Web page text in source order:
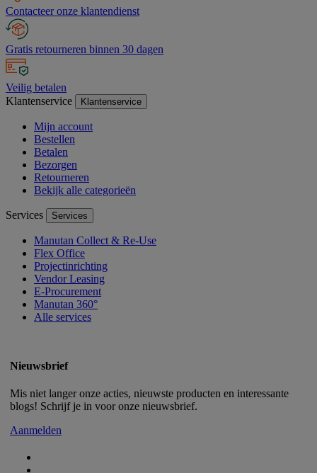
Contacteer onze klantendienst
Gratis retourneren binnen 30 dagen
Veilig betalen
Klantenservice
Klantenservice
Mijn account
Bestellen
Betalen
Bezorgen
Retourneren
Bekijk alle categorieën
Services Services
Manutan Collect & Re-Use
Flex Office
Projectinrichting
Vendor Leasing
E-Procurement
Manutan 360°
Alle services
Nieuwsbrief
Mis niet langer onze acties, nieuwste producten en interessante
blogs! Schrijf je in voor onze nieuwsbrief.
Aanmelden